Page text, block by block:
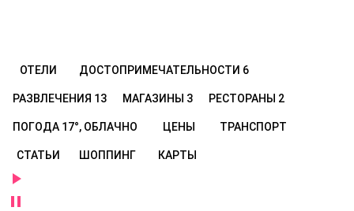
ОТЕЛИ ДОСТОПРИМЕЧАТЕЛЬНОСТИ 6
РАЗВЛЕЧЕНИЯ 13 МАГАЗИНЫ 3 РЕСТОРАНЫ 2
ПОГОДА 17°, ОБЛАЧНО ЦЕНЫ ТРАНСПОРТ
СТАТЬИ ШОППИНГ КАРТЫ

